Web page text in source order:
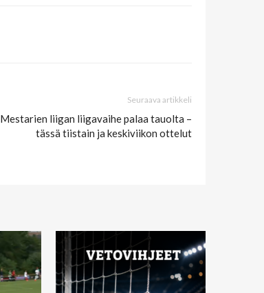
Seuraava artikkeli
Mestarien liigan liigavaihe palaa tauolta –
tässä tiistain ja keskiviikon ottelut